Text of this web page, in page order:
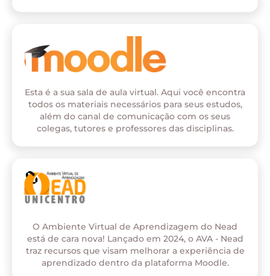
Esta é a sua sala de aula virtual. Aqui você encontra
todos os materiais necessários para seus estudos,
além do canal de comunicação com os seus
colegas, tutores e professores das disciplinas.
O Ambiente Virtual de Aprendizagem do Nead
está de cara nova! Lançado em 2024, o AVA - Nead
traz recursos que visam melhorar a experiência de
aprendizado dentro da plataforma Moodle.